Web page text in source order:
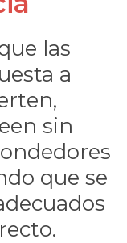
las
a
sin
que se